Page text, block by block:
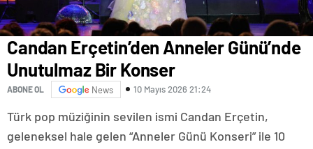
Candan Erçetin’den Anneler Günü’nde
Unutulmaz Bir Konser
ABONE OL News 10 Mayıs 2026 21:24
Türk pop müziğinin sevilen ismi Candan Erçetin,
geleneksel hale gelen “Anneler Günü Konseri” ile 10